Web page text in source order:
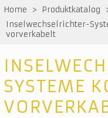
Home > Produktkatalog
Inselwechselrichter-
vorverkabelt
SYSTEME